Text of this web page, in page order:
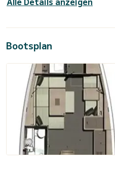
Bootsplan